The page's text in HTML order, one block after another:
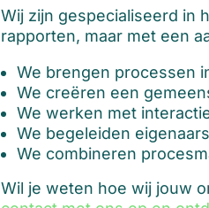
Wij zijn gespecialiseerd in
rapporten, maar met een
We brengen processen
We creëren een
We werken met
We begeleiden
We combineren
Wil je weten hoe wij jouw